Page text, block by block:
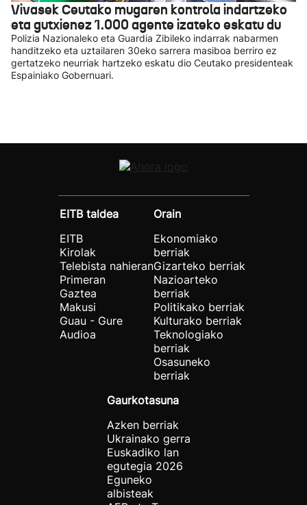
Vivasek Ceutako mugaren kontrola indartzeko
eta gutxienez 1.000 agente izateko eskatu du
Polizia Nazionaleko eta Guardia Zibileko indarrak nabarmen
handitzeko eta uztailaren 30eko sarrera masiboa berriro ez
gertatzeko neurriak hartzeko eskatu dio Ceutako presidenteak
Espainiako Gobernuari.
EITB taldea
EITB
Kirolak
Telebista nahieran
Primeran
Gaztea
Makusi
Guau - Gure
Audioa
Orain
Ekonomiako
berriak
Gizarteko berriak
Nazioarteko
berriak
Politikako berriak
Kulturako berriak
Teknologiako
berriak
Osasuneko
berriak
Gaurkotasuna
Azken berriak
Ukrainako gerra
Euskadiko lan
egutegia 2026
Eguneko
albisteak